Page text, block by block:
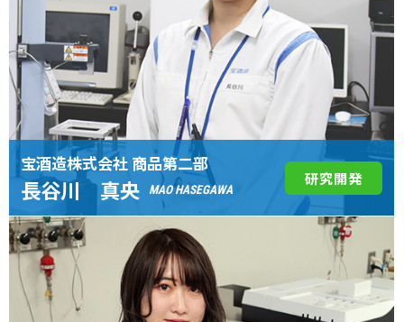
宝酒造株式会社 商品第二部
長谷川 真央 MAO HASEGAWA
研究開発